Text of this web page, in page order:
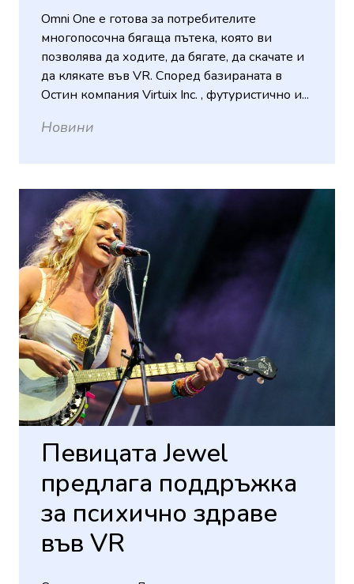
Omni One е готова за потребителите
многопосочна бягаща пътека, която ви
позволява да ходите, да бягате, да скачате и
да клякате във VR. Според базираната в
Остин компания Virtuix Inc. , футуристично и...
Новини
Певицата Jewel
предлага поддръжка
за психично здраве
във VR